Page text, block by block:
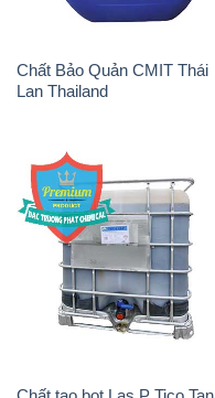
Chất tạo bọt Las P Tico Tank
IBC Bồn Việt Nam